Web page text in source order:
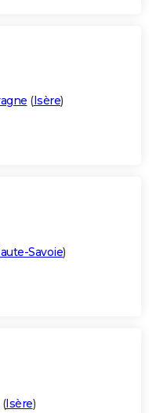
(Isère)
Savoie)
(Isère)